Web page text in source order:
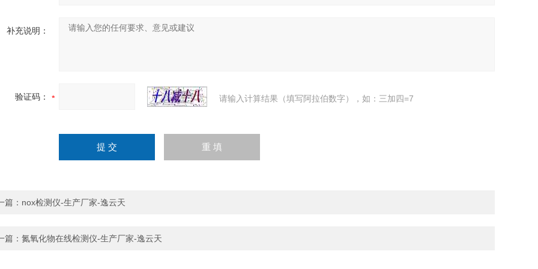
补充说明：
验证码： 请输入计算结果（填写阿拉伯数字），如：三加四=7
篇： nox检测仪-生产厂家-逸云天
篇： 氮氧化物在线检测仪-生产厂家-逸云天